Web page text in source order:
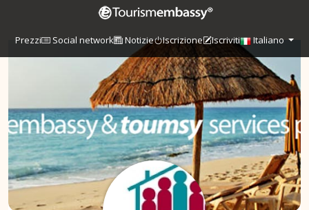
Prezzi Social network Notizie Iscrizione Iscriviti Italiano